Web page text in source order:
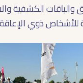
والباقات الكشفية
للأشخاص ذوي الإعاقة